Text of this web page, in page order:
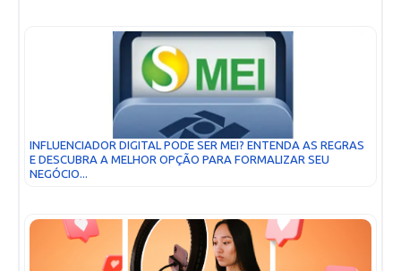
INFLUENCIADOR DIGITAL PODE SER MEI? ENTENDA AS REGRAS
E DESCUBRA A MELHOR OPÇÃO PARA FORMALIZAR SEU
NEGÓCIO...